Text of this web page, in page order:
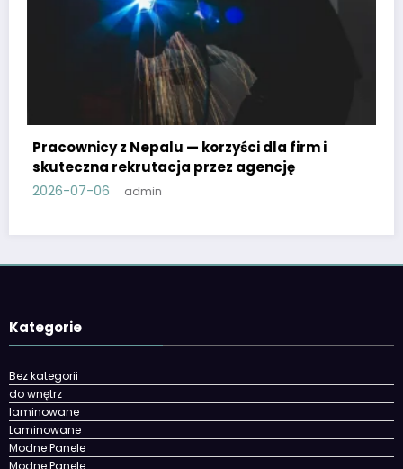
i
Jak wybrać test do wody i prawidłowo
odczytać wyniki
2026-06-19
Kategorie
Bez kategorii
do wnętrz
laminowane
Laminowane
Modne Panele
Modne Panele